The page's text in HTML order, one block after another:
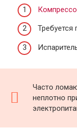
Требуется
Часто
неплотно